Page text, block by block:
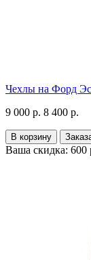
Чехлы на Форд
9 000 р. 8 400 р.
В корзину
Ваша скидка: 600